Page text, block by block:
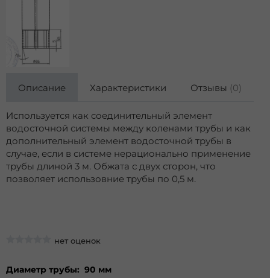
Описание Характеристики Отзывы (0)
Используется как соединительный элемент
водосточной системы между коленами трубы и как
дополнительный элемент водосточной трубы в
случае, если в системе нерационально применение
трубы длиной 3 м. Обжата с двух сторон, что
позволяет использовние трубы по 0,5 м.
нет оценок
Диаметр трубы: 90 мм